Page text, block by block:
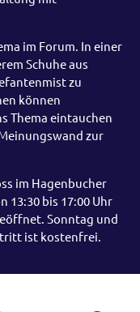
im Forum. In einer
Schuhe aus
zu
können
Thema eintauchen
zur
im Hagenbucher
13:30 bis 17:00 Uhr
Sonntag und
ist kostenfrei.